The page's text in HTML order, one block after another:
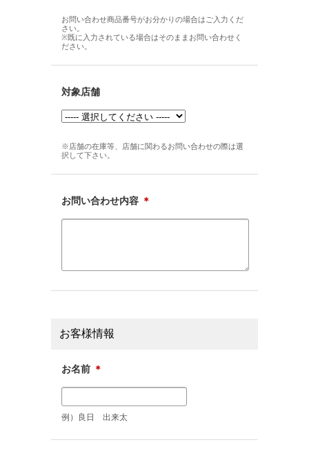
お問い合わせ商品番号がお分かりの場合はご入力くだ
さい。
※既に入力されている場合はそのままお問い合わせく
ださい。
対象店舗
※店舗の在庫等、店舗に関わるお問い合わせの際は選
択して下さい。
お問い合わせ内容 ＊
お客様情報
お名前 ＊
例）良日 出来太